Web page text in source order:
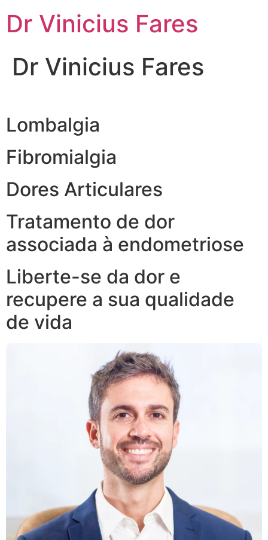
para
Dr Vinicius Fares
Dr Vinicius Fares
Lombalgia
Fibromialgia
Dores Articulares
Tratamento de dor
associada à endometriose
Liberte-se da dor e
recupere a sua qualidade
de vida